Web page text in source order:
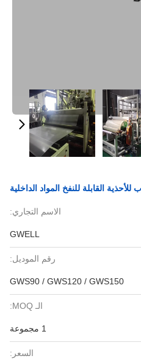
الاسم التجاري:
GWELL
رقم الموديل:
GWS90 / GWS120 / GWS150
الـ MOQ:
السعر: